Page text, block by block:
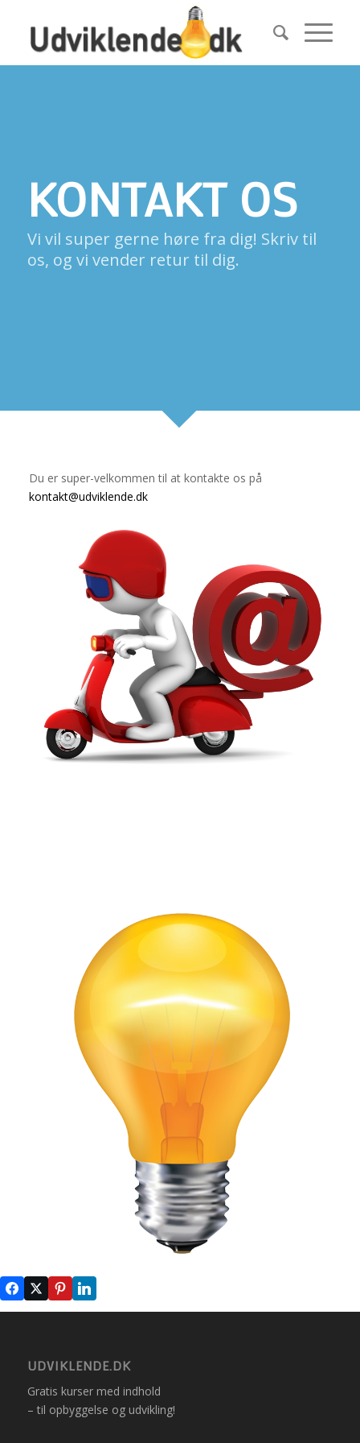
KONTAKT OS
Vi vil super gerne høre fra dig! Skriv til
os, og vi vender retur til dig.
Du er super-velkommen til at kontakte os på
kontakt@udviklende.dk
UDVIKLENDE.DK
Gratis kurser med indhold
– til opbyggelse og udvikling!